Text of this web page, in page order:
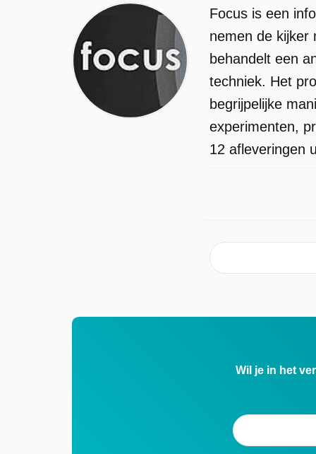
Focus is een
nemen de kijker
behandelt een
techniek. Het
begrijpelijke
experimenten,
12 afleveringen
Wil je in het